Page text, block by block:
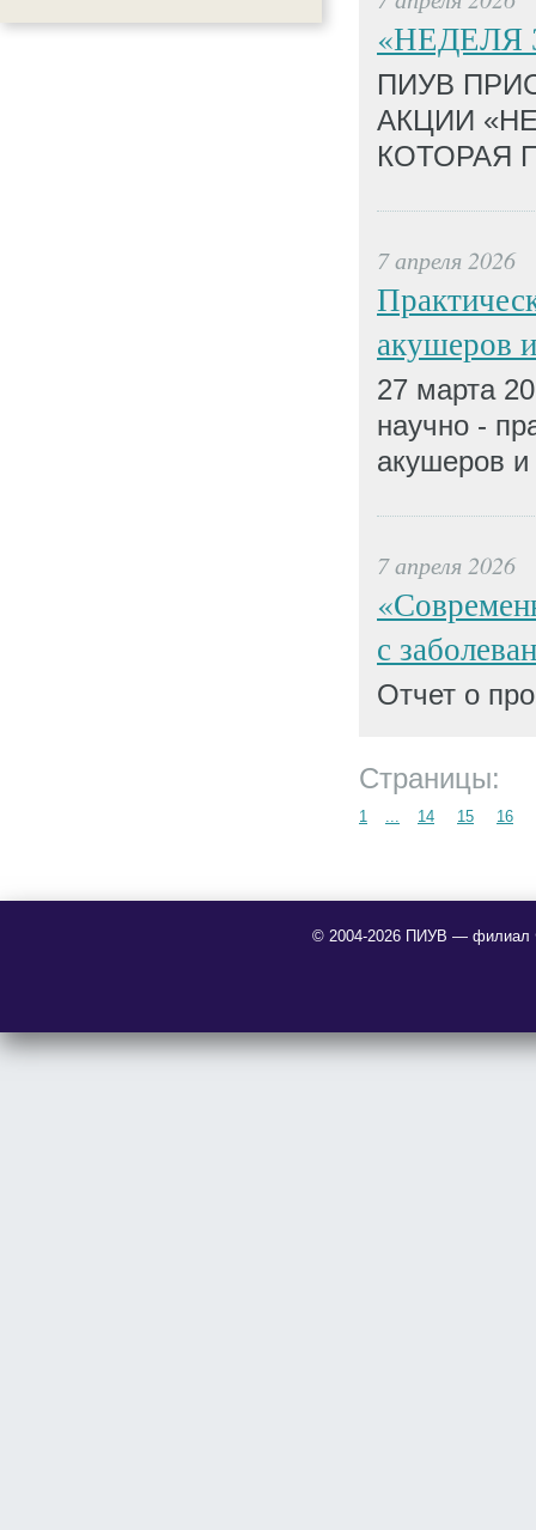
«НЕДЕЛЯ
ПИУВ
АКЦИИ
КОТОРАЯ
7 апреля 2026
акушеров
27 марта
научно -
акушеров и
7 апреля 2026
с
Отчет о
Страницы:
1 ... 14 15 16
© 2004-2026 ПИУВ — филиал